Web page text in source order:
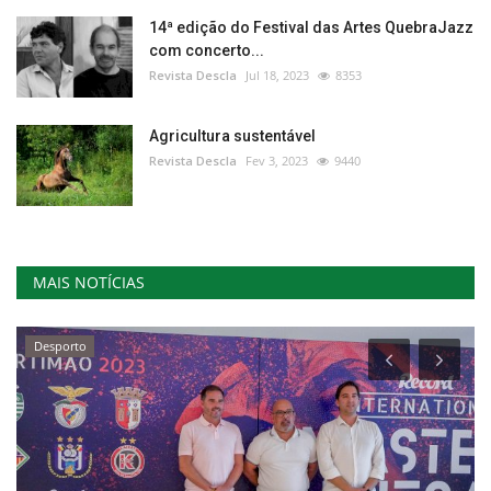
14ª edição do Festival das Artes QuebraJazz
com concerto...
Revista Descla Jul 18, 2023 8353
Agricultura sustentável
Revista Descla Fev 3, 2023 9440
MAIS NOTÍCIAS
Desporto